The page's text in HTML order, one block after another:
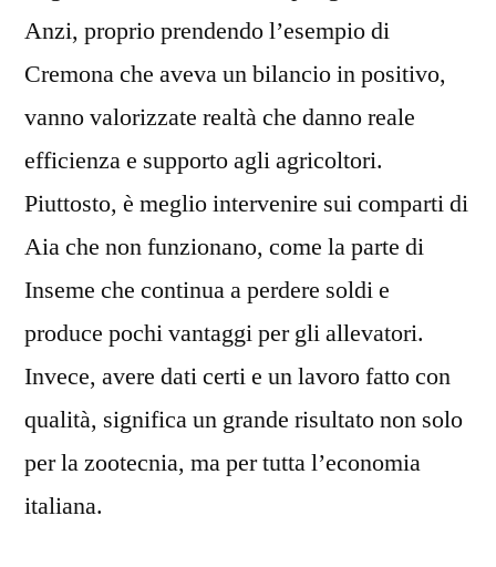
Anzi, proprio prendendo l’esempio di
Cremona che aveva un bilancio in positivo,
vanno valorizzate realtà che danno reale
efficienza e supporto agli agricoltori.
Piuttosto, è meglio intervenire sui comparti di
Aia che non funzionano, come la parte di
Inseme che continua a perdere soldi e
produce pochi vantaggi per gli allevatori.
Invece, avere dati certi e un lavoro fatto con
qualità, significa un grande risultato non solo
per la zootecnia, ma per tutta l’economia
italiana.